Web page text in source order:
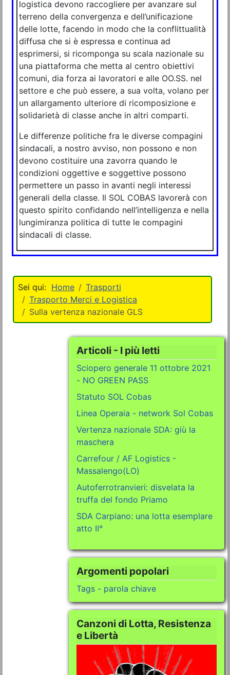
logistica devono raccogliere per avanzare sul
terreno della convergenza e dell’unificazione
delle lotte, facendo in modo che la conflittualità
diffusa che si è espressa e continua ad
esprimersi, si ricomponga su scala nazionale su
una piattaforma che metta al centro obiettivi
comuni, dia forza ai lavoratori e alle OO.SS. nel
settore e che può essere, a sua volta, volano per
un allargamento ulteriore di ricomposizione e
solidarietà di classe anche in altri comparti.
Le differenze politiche fra le diverse compagini
sindacali, a nostro avviso, non possono e non
devono costituire una zavorra quando le
condizioni oggettive e soggettive possono
permettere un passo in avanti negli interessi
generali della classe. Il SOL COBAS lavorerà con
questo spirito confidando nell’intelligenza e nella
lungimiranza politica di tutte le compagini
sindacali di classe.
Home
Trasporti
Trasporto Merci e Logistica
Sulla vertenza nazionale GLS
Articoli - I più letti
Sciopero generale 11 ottobre 2021
- NO GREEN PASS
Statuto SOL Cobas
Linea Operaia - network Sol Cobas
Vertenza nazionale SDA: giù la
maschera
Carrefour / AF Logistics -
Massalengo(LO)
Autoferrotranvieri: disvelata la
truffa del fondo Priamo
SDA Carpiano: una lotta esemplare
atto II°
Argomenti popolari
Tags - parola chiave
Canzoni di Lotta, Resistenza
e Libertà